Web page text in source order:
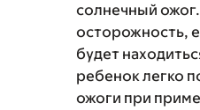
солнечный
осторожность,
будет
ребенок легко
ожоги при